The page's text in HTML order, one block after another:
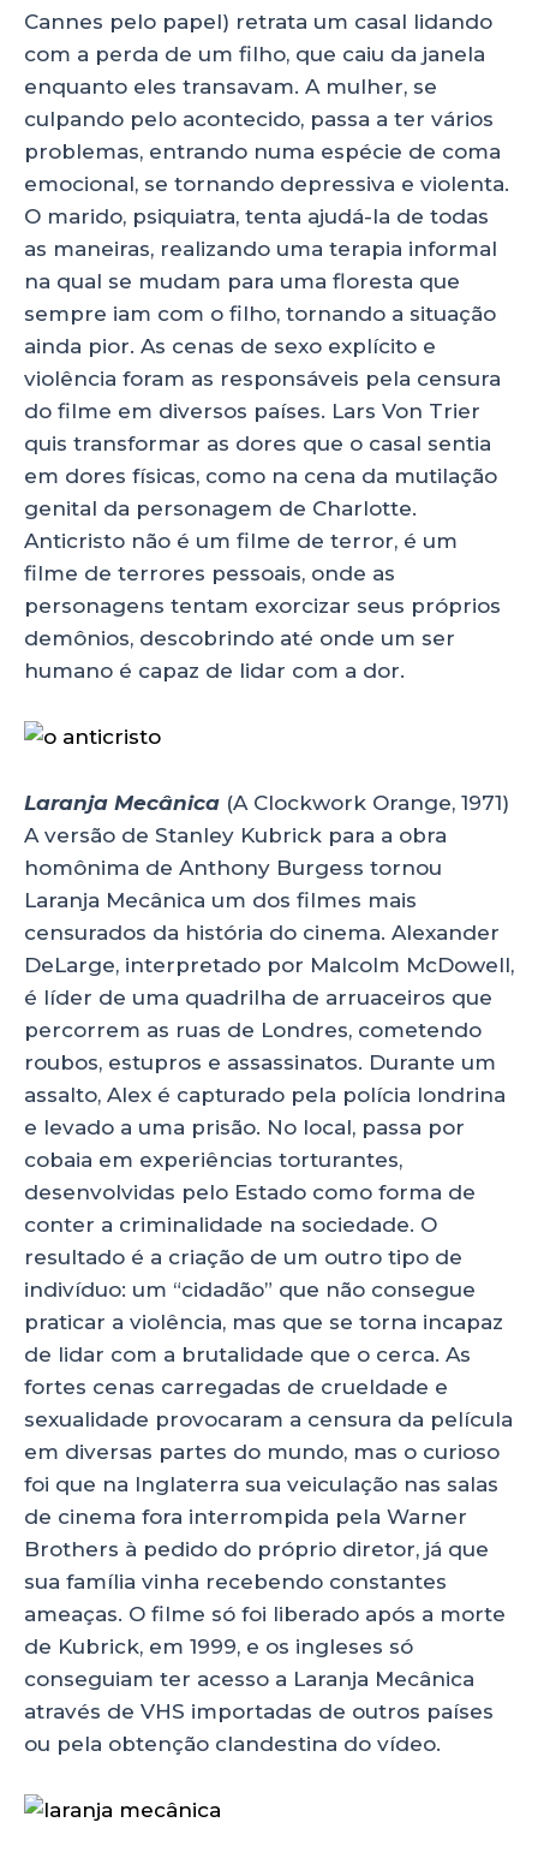
Cannes pelo papel) retrata um casal lidando
com a perda de um filho, que caiu da janela
enquanto eles transavam. A mulher, se
culpando pelo acontecido, passa a ter vários
problemas, entrando numa espécie de coma
emocional, se tornando depressiva e violenta.
O marido, psiquiatra, tenta ajudá-la de todas
as maneiras, realizando uma terapia informal
na qual se mudam para uma floresta que
sempre iam com o filho, tornando a situação
ainda pior. As cenas de sexo explícito e
violência foram as responsáveis pela censura
do filme em diversos países. Lars Von Trier
quis transformar as dores que o casal sentia
em dores físicas, como na cena da mutilação
genital da personagem de Charlotte.
Anticristo não é um filme de terror, é um
filme de terrores pessoais, onde as
personagens tentam exorcizar seus próprios
demônios, descobrindo até onde um ser
humano é capaz de lidar com a dor.
Laranja Mecânica (A Clockwork Orange, 1971)
A versão de Stanley Kubrick para a obra
homônima de Anthony Burgess tornou
Laranja Mecânica um dos filmes mais
censurados da história do cinema. Alexander
DeLarge, interpretado por Malcolm McDowell,
é líder de uma quadrilha de arruaceiros que
percorrem as ruas de Londres, cometendo
roubos, estupros e assassinatos. Durante um
assalto, Alex é capturado pela polícia londrina
e levado a uma prisão. No local, passa por
cobaia em experiências torturantes,
desenvolvidas pelo Estado como forma de
conter a criminalidade na sociedade. O
resultado é a criação de um outro tipo de
indivíduo: um “cidadão” que não consegue
praticar a violência, mas que se torna incapaz
de lidar com a brutalidade que o cerca. As
fortes cenas carregadas de crueldade e
sexualidade provocaram a censura da película
em diversas partes do mundo, mas o curioso
foi que na Inglaterra sua veiculação nas salas
de cinema fora interrompida pela Warner
Brothers à pedido do próprio diretor, já que
sua família vinha recebendo constantes
ameaças. O filme só foi liberado após a morte
de Kubrick, em 1999, e os ingleses só
conseguiam ter acesso a Laranja Mecânica
através de VHS importadas de outros países
ou pela obtenção clandestina do vídeo.